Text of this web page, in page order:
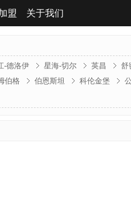
盟 关于我们
-德洛伊 星海-切尔 英昌 舒
伯格 伯恩斯坦 科伦金堡